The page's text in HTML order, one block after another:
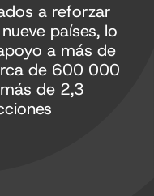
a reforzar
países, lo
a más de
de 600 000
de 2,3